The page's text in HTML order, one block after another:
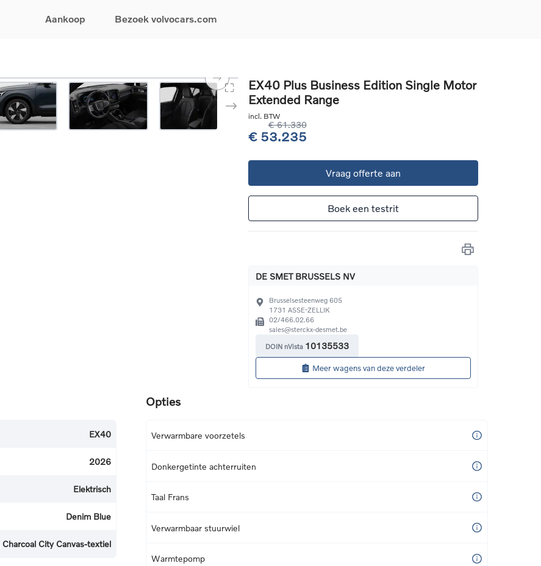
Aankoop
EX30
EX40
EC40
Elektrische auto's
Plug-inhybride auto's
Mild hybrid auto's
Bezoek volvocars.com
samen
aanbiedingen
Financieren
Verzekeringen
Boek een onderhoud
Onderhoud & herstellingen
Overname van uw auto
24/7 Pechverhelping
EX40 Plus Business Edition Single Motor
Extended Range
incl. BTW
€ 61.330
€ 53.235
Vraag offerte aan
Boek een testrit
DE SMET BRUSSELS NV
Brusselsesteenweg 605
1731 ASSE-ZELLIK
02/466.02.66
sales@sterckx-desmet.be
DOIN nVista 10135533
Meer wagens van deze verdeler
EX40
2026
Elektrisch
Denim Blue
City Canvas-textiel
Opties
Verwarmbare voorzetels
Donkergetinte achterruiten
Taal Frans
Verwarmbaar stuurwiel
Warmtepomp